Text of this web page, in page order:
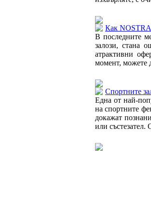
Как
В последните
залози, стана
атрактивни
момент, можете
Спортните
Една от най-
на спортните
докажат
или състезател.